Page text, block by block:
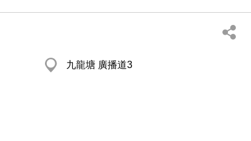
九龍塘 廣播道3